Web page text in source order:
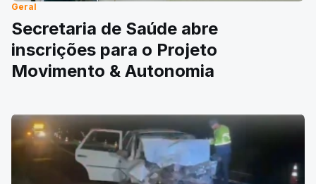
Geral
Secretaria de Saúde abre
inscrições para o Projeto
Movimento & Autonomia